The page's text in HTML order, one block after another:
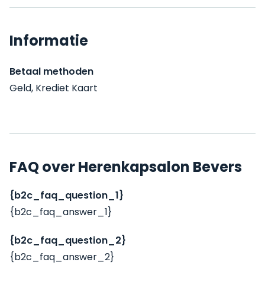
Informatie
Betaal methoden
Geld, Krediet Kaart
FAQ over Herenkapsalon Bevers
{b2c_faq_question_1}
{b2c_faq_answer_1}
{b2c_faq_question_2}
{b2c_faq_answer_2}